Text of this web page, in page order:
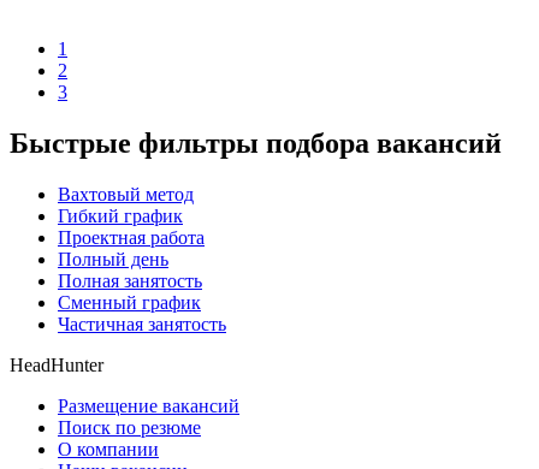
1
2
3
Быстрые фильтры подбора вакансий
Вахтовый метод
Гибкий график
Проектная работа
Полный день
Полная занятость
Сменный график
Частичная занятость
HeadHunter
Размещение вакансий
Поиск по резюме
О компании